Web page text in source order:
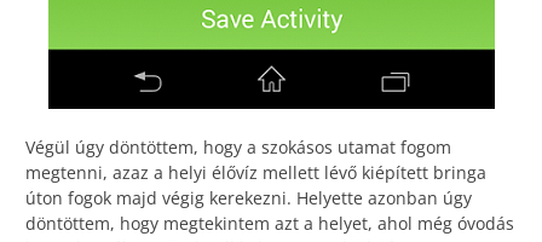
Végül úgy döntöttem, hogy a szokásos utamat fogom
megtenni, azaz a helyi élővíz mellett lévő kiépített bringa
úton fogok majd végig kerekezni. Helyette azonban úgy
döntöttem, hogy megtekintem azt a helyet, ahol még óvodás